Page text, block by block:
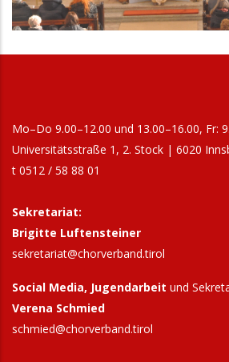
Mo–Do 9.00–12.00 und 13.00–16.00, Fr:
Universitätsstraße 1, 2. Stock | 6020
t 0512 / 58 88 01
Sekretariat:
Brigitte Luftensteiner
sekretariat@chorverband.tirol
Social Media, Jugendarbeit und
Verena Schmied
schmied@chorverband.tirol